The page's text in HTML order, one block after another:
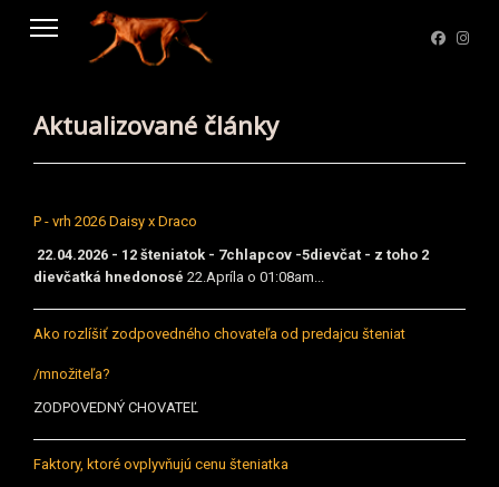
Aktualizované články
P - vrh 2026 Daisy x Draco
22.04.2026 - 12 šteniatok - 7chlapcov -5dievčat - z toho 2
dievčatká hnedonosé 22.Apríla o 01:08am...
Ako rozlíšiť zodpovedného chovateľa od predajcu šteniat
/množiteľa?
ZODPOVEDNÝ CHOVATEĽ
Faktory, ktoré ovplyvňujú cenu šteniatka